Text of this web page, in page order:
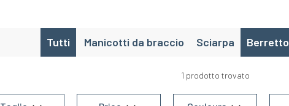
Tutti Manicotti da braccio Sciarpa Berretto
1 prodotto trovato